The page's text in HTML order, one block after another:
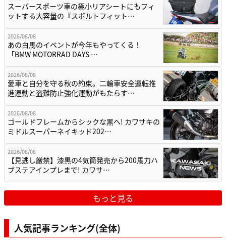
スーパースポーツ車の極小リアシートにもフィ
ットする大容量の『スポルトフィット…
2026/08/08
あの白馬のイベントが今年もやってくる！
「BMW MOTORRAD DAYS …
2026/08/08
愛車と自分を守る秋の約束。二輪車安全運転推
進運動と盗難防止強化運動がもたらす…
2026/08/08
ゴールドフレームからシックな黒へ! カワサキの
ミドルスーパーネイキッド202…
2026/08/08
【見逃し厳禁】漆黒の4気筒発売から200馬力ハ
ブステアインプレまで! カワサ…
もっと見る
人気記事ランキング(全体)